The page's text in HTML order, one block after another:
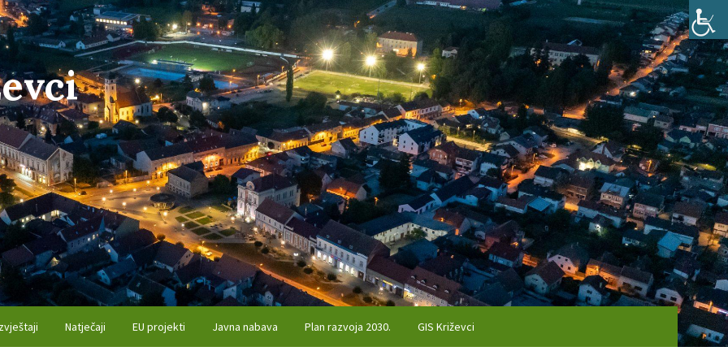
Natječaji EU projekti Javna nabava Plan razvoja 2030. GIS Križevci